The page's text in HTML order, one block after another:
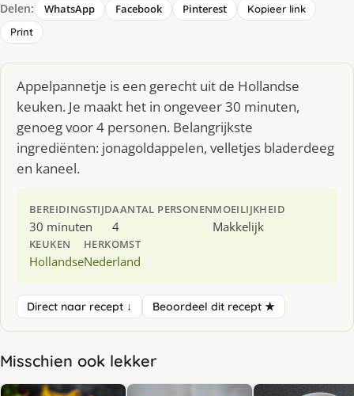
Delen: WhatsApp Facebook Pinterest
Kopieer link
Print
Appelpannetje is een gerecht uit de Hollandse
keuken. Je maakt het in ongeveer 30 minuten,
genoeg voor 4 personen. Belangrijkste
ingrediënten: jonagoldappelen, velletjes bladerdeeg
en kaneel.
BEREIDINGSTIJD
30 minuten
AANTAL PERSONEN
4
MOEILIJKHEID
Makkelijk
KEUKEN
Hollandse
HERKOMST
Nederland
Direct naar recept ↓ Beoordeel dit recept ★
Misschien ook lekker